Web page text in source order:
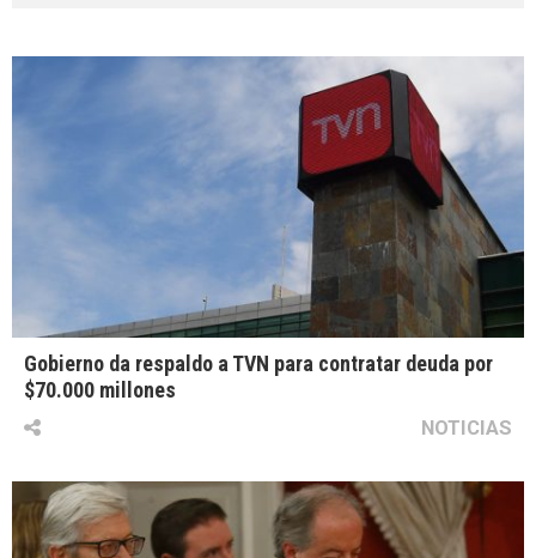
Gobierno da respaldo a TVN para contratar deuda por
$70.000 millones
NOTICIAS